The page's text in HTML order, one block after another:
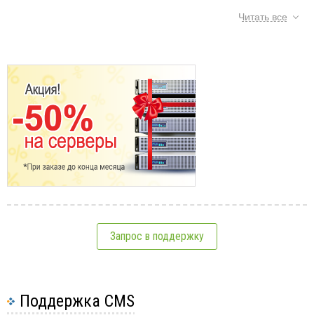
программу:
Простота использования.Большинство FTP-
клиентов имеют интуитивно понятный интерфейс,
позволяющий легко загружать и скачивать файлы.
Быстрое обновление файлов.
предоставляют возможность обновления
множества файлов одновременно, что экономит
время.
Сохранение структуры папок.При передаче
папки с сайтом сохраняется ее исходная
предлагают функции синхронизации,
автоматически обновляя файлы на сервере при
Читать все
Запрос в поддержку
Поддержка CMS